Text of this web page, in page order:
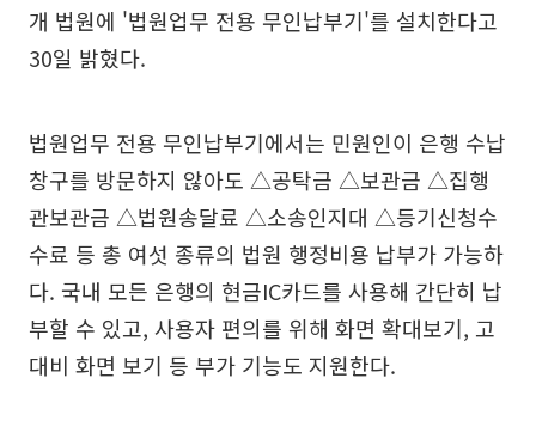
개 법원에 '법원업무 전용 무인납부기'를 설치한다고
30일 밝혔다.
법원업무 전용 무인납부기에서는 민원인이 은행 수납
창구를 방문하지 않아도 △공탁금 △보관금 △집행
관보관금 △법원송달료 △소송인지대 △등기신청수
수료 등 총 여섯 종류의 법원 행정비용 납부가 가능하
다. 국내 모든 은행의 현금IC카드를 사용해 간단히 납
부할 수 있고, 사용자 편의를 위해 화면 확대보기, 고
대비 화면 보기 등 부가 기능도 지원한다.